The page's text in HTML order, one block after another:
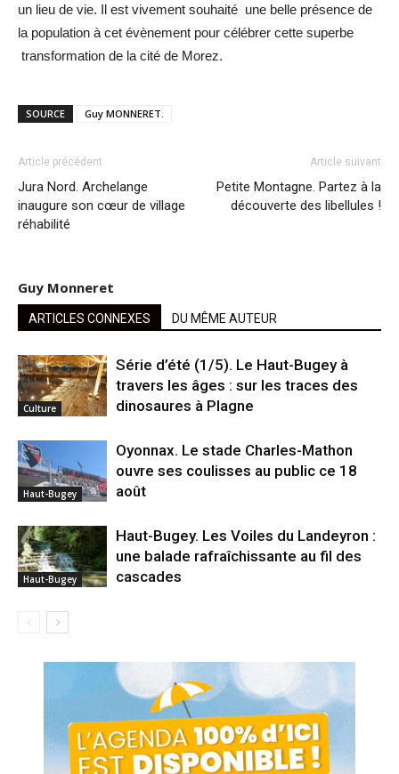
un lieu de vie. Il est vivement souhaité une belle présence de
la population à cet évènement pour célébrer cette superbe
transformation de la cité de Morez.
SOURCE Guy MONNERET.
Article précédent
Jura Nord. Archelange
inaugure son cœur de village
réhabilité
Article suivant
Petite Montagne. Partez à la
découverte des libellules !
Guy Monneret
ARTICLES CONNEXES DU MÊME AUTEUR
Culture
Série d’été (1/5). Le Haut-Bugey à
travers les âges : sur les traces des
dinosaures à Plagne
Haut-Bugey
Oyonnax. Le stade Charles-Mathon
ouvre ses coulisses au public ce 18
août
Haut-Bugey
Haut-Bugey. Les Voiles du Landeyron :
une balade rafraîchissante au fil des
cascades